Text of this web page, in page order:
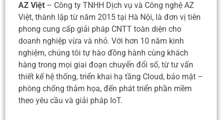
AZ Việt – Công ty TNHH Dịch vụ và Công nghệ AZ
Việt, thành lập từ năm 2015 tại Hà Nội, là đơn vị tiên
phong cung cấp giải pháp CNTT toàn diện cho
doanh nghiệp vừa và nhỏ. Với hơn 10 năm kinh
nghiệm, chúng tôi tự hào đồng hành cùng khách
hàng trong mọi giai đoạn chuyển đổi số, từ tư vấn
thiết kế hệ thống, triển khai hạ tầng Cloud, bảo mật –
phòng chống thảm họa, đến phát triển phần mềm
theo yêu cầu và giải pháp IoT.